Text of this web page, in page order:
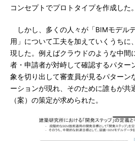
コンセプトでプロトタイプを作成した。
しかし、多くの人々が「BIMモデル
用」について工夫を加えていくうちに
現した。例えばクラウドのような中間
者・申請者が対峙して確認するパター
象を切り出して審査員が見るパターン
ーションが現れ、そのために誰もが共
（案）の策定が求められた。